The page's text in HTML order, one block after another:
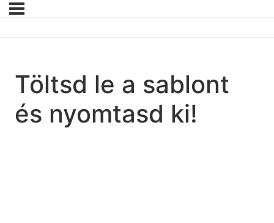
Töltsd le a sablont
és nyomtasd ki!